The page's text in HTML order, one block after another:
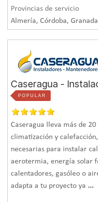
planchas, paneles
aislante se puede
cámara, o bien adosado
paramento, con la
el espacio interior.
Una correcta instalación.
sabe cómo colocar los
garantizando la
ello la fijación adecuada
instalar el material en su
las recomendaciones del
Provincias de servicio
Almería, Córdoba,
Caseragua -
POPULAR
Caseragua lleva más de
climatización y
necesarias para instalar
aerotermia, energía solar
calentadores, gasóleo o
adapta a tu proyecto ya ...